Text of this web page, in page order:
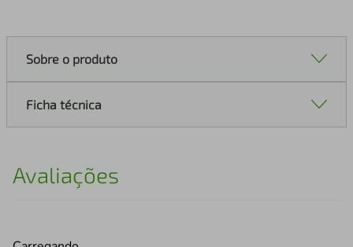
Sobre o produto
Ficha técnica
Avaliações